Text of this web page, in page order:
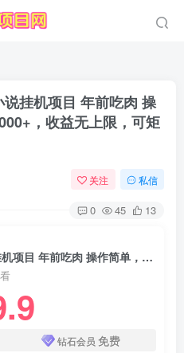
说挂机项目 年前吃肉 操
，收益无上限，可矩
关注 私信
0 45 13
（16794期）2025全新小说挂机项目 年前吃肉 操作简单，单机当天收益1000+，收益无上限，可矩阵操作
钻石会员 免费